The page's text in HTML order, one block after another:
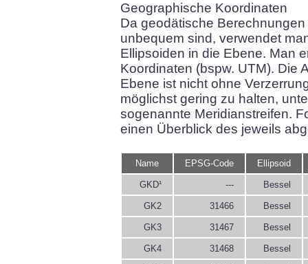
Geographische Koordinaten
Da geodätische
unbequem sind, verwendet
Ellipsoiden in die Ebene. Man
Koordinaten (bspw. UTM). Die
Ebene ist nicht ohne
möglichst gering zu halten,
sogenannte Meridianstreifen.
einen Überblick des jeweils
Name EPSG-Code Ellipsoid
GKD¹ --- Bessel
GK2 31466 Bessel
GK3 31467 Bessel
GK4 31468 Bessel